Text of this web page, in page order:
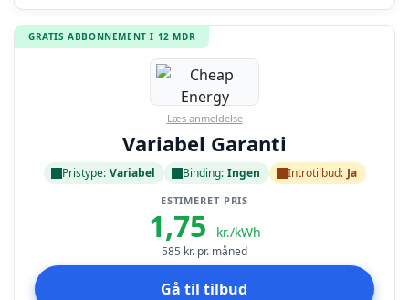
GRATIS ABBONNEMENT I 12 MDR
Læs anmeldelse
Variabel Garanti
Pristype: Variabel Binding: Ingen Introtilbud: Ja
ESTIMERET PRIS
1,75 kr./kWh
585 kr. pr. måned
Gå til tilbud